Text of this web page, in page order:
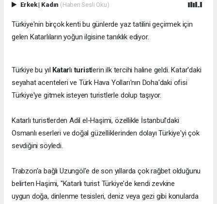
Erkek| Kadın (Haberi Sesli Oku)
Türkiye'nin birçok kenti bu günlerde yaz tatilini geçirmek için
gelen Katarlıların yoğun ilgisine tanıklık ediyor.
Türkiye bu yıl Katarlıturistlerin ilk tercihi haline geldi. Katar'daki
seyahat acenteleri ve Türk Hava Yolları'nın Doha'daki ofisi
Türkiye'ye gitmek isteyen turistlerle dolup taşıyor.
Katarlı turistlerden Adil el-Haşimi, özellikle İstanbul'daki
Osmanlı eserleri ve doğal güzelliklerinden dolayı Türkiye'yi çok
sevdiğini söyledi.
Trabzon'a bağlı Uzungöl'e de son yıllarda çok rağbet olduğunu
belirten Haşimi, "Katarlı turist Türkiye'de kendi zevkine
uygun doğa, dinlenme tesisleri, deniz veya gezi gibi konularda